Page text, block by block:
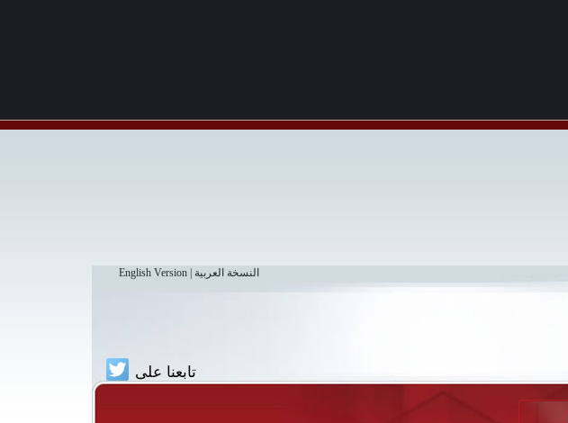
النسخة العربية English Version
تابعنا على